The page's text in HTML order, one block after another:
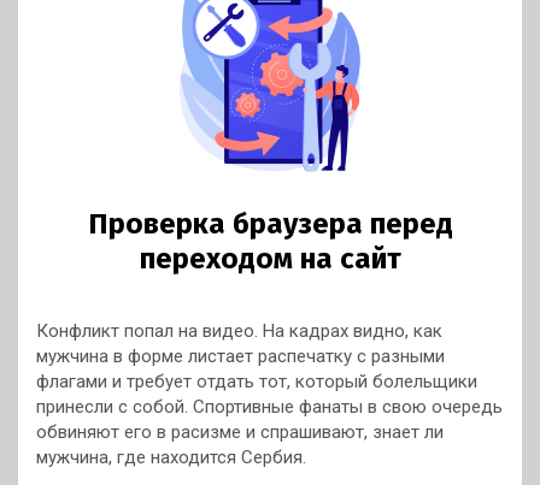
Конфликт попал на видео. На кадрах видно, как
мужчина в форме листает распечатку с разными
флагами и требует отдать тот, который болельщики
принесли с собой. Спортивные фанаты в свою очередь
обвиняют его в расизме и спрашивают, знает ли
мужчина, где находится Сербия.